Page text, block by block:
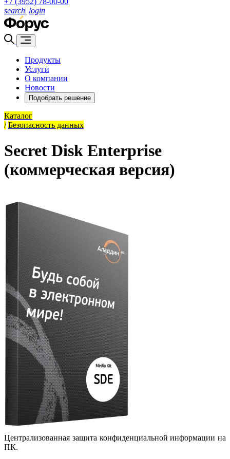
search| login
Продукты
Услуги
О компании
Новости
Подобрать решение
Каталог
/ Безопасность данных
Secret Disk Enterprise
(коммерческая версия)
Централизованная защита конфиденциальной информации на
ПК.